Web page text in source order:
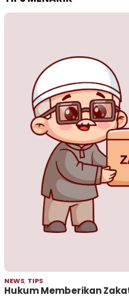
NEWS, TIPS
Hukum Memberikan